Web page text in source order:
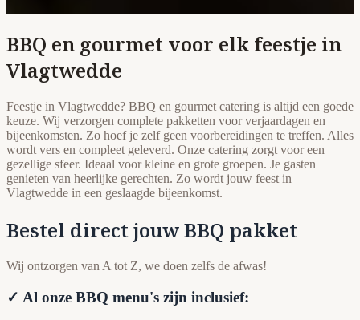
BBQ en gourmet voor elk feestje in
Vlagtwedde
Feestje in Vlagtwedde? BBQ en gourmet catering is altijd een goede
keuze. Wij verzorgen complete pakketten voor verjaardagen en
bijeenkomsten. Zo hoef je zelf geen voorbereidingen te treffen. Alles
wordt vers en compleet geleverd. Onze catering zorgt voor een
gezellige sfeer. Ideaal voor kleine en grote groepen. Je gasten
genieten van heerlijke gerechten. Zo wordt jouw feest in
Vlagtwedde in een geslaagde bijeenkomst.
Bestel direct jouw BBQ pakket
Wij ontzorgen van A tot Z, we doen zelfs de afwas!
✓ Al onze BBQ menu's zijn inclusief: